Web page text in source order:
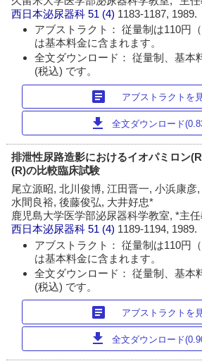
西日本泌尿器科 51 (4) 1183-1187, 1989.
アブストラクト： 従量制は110円
は基本料金に含まれます。
全文ダウンロード： 従量制、基本
(税込) です。
article アブストラクトを
download 全文ダウンロード
排泄性尿路造影におけるイオパミロン
(R)の比較臨床試験
尾立源昭, 北川俊博, 江田晋一, 小浜康彦
水間良裕, 後藤俊弘, 大井好忠*
鹿児島大学医学部泌尿器科学教室, *主
西日本泌尿器科 51 (4) 1189-1194, 1989.
アブストラクト： 従量制は110円
は基本料金に含まれます。
全文ダウンロード： 従量制、基本
(税込) です。
article アブストラクトを
download 全文ダウンロード